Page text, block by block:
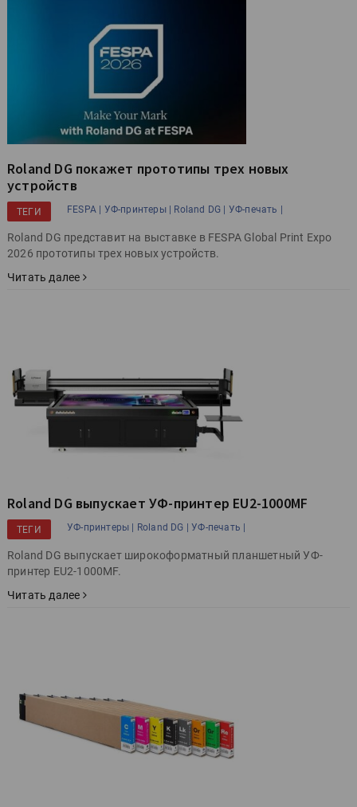
Roland DG покажет прототипы трех новых
устройств
ТЕГИ FESPA | УФ-принтеры | Roland DG | УФ-печать |
Roland DG представит на выставке в FESPA Global Print Expo
2026 прототипы трех новых устройств.
Читать далее
Roland DG выпускает УФ-принтер EU2-1000MF
ТЕГИ УФ-принтеры | Roland DG | УФ-печать |
Roland DG выпускает широкоформатный планшетный УФ-
принтер EU2-1000MF.
Читать далее